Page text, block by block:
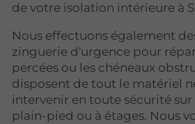
de votre isolation intérieure à
Nous effectuons également
zinguerie d'urgence pour
percées ou les chéneaux
disposent de tout le matériel
intervenir en toute sécurité sur
plain-pied ou à étages. Nous